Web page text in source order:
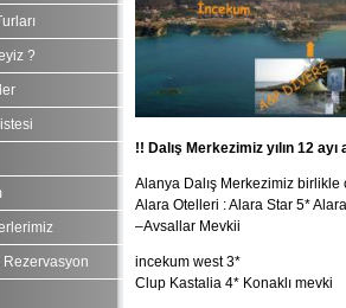
?
!! Dal ış Merkezimiz yılın 12 ayı
Alanya Dalış Merkezimiz birlikle
Alara Otelleri : Alara Star 5*
–Avsallar Mevkii
incekum west 3*
Clup Kastalia 4* Konaklı mevki